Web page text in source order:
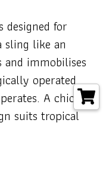
designed for
like an
and immobilises
operated
A chic,
suits tropical